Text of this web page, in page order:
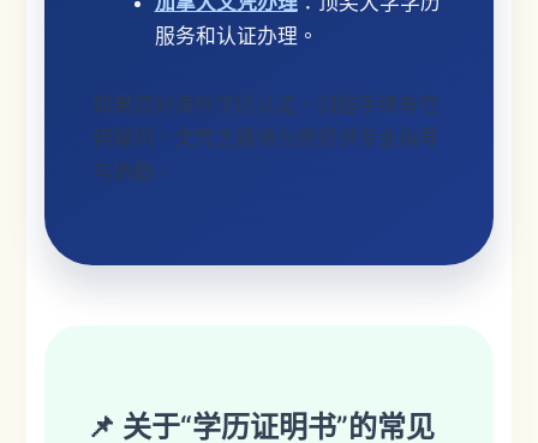
服务和认证办理。
如果您对海外学历认证、归国手续有任
何疑问，文凭之路将为您提供专业指导
与协助。
📌 关于“学历证明书”的常见